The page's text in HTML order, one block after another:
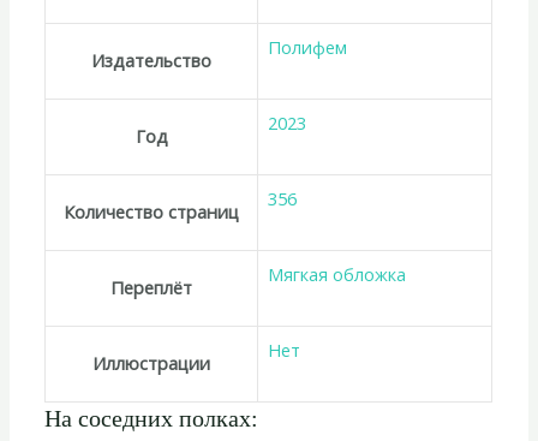
Издательство
Полифем
Год
2023
Количество страниц
356
Переплёт
Мягкая обложка
Иллюстрации
Нет
На соседних полках: